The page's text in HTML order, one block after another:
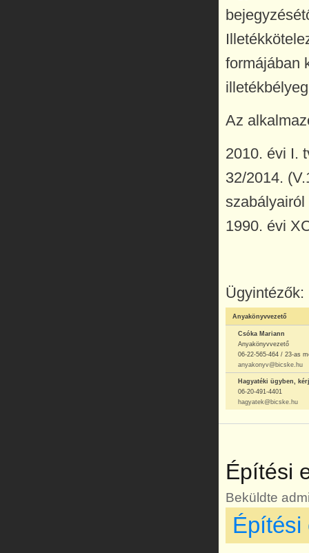
formájában
Az
2010. évi I.
32/2014.
szabályairól
1990. évi
Ügyintézők:
Anyakönyvvezető
Csóka Mariann
Anyakönyvvezető
06-22-565-464 / 23-as
anyakonyv@bicske.hu
Hagyatéki ügyben,
06-20-491-4401
hagyatek@bicske.hu
Építési
Beküldte
Építési